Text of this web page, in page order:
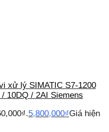
xử lý SIMATIC S7-1200
10DQ / 2AI Siemens
5,800,000₫Giá hiện